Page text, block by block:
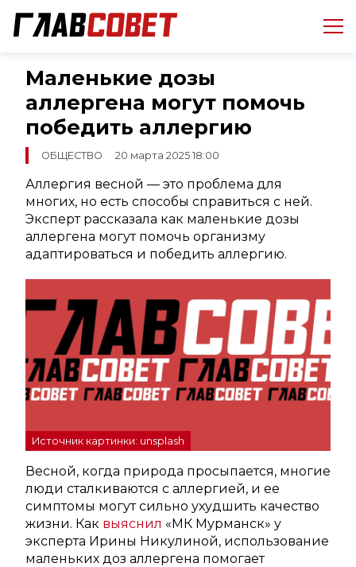
Маленькие дозы
аллергена могут помочь
победить аллергию
ОБЩЕСТВО 20 марта 2025 18:00
Аллергия весной — это проблема для
многих, но есть способы справиться с ней.
Эксперт рассказала как маленькие дозы
аллергена могут помочь организму
адаптироваться и победить аллергию.
Источник картинки: unsplash
Весной, когда природа просыпается, многие
люди сталкиваются с аллергией, и ее
симптомы могут сильно ухудшить качество
жизни. Как выяснил «МК Мурманск» у
эксперта Ирины Никулиной, использование
маленьких доз аллергена помогает